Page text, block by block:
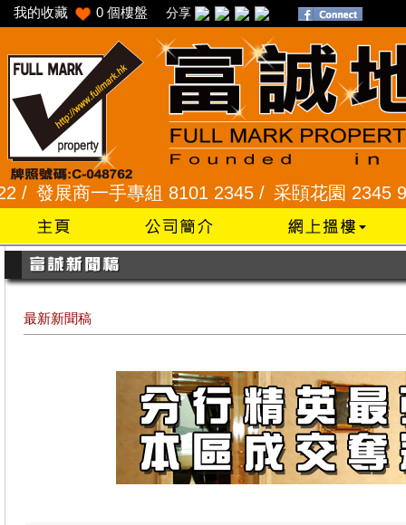
我的收藏 0 個樓盤 分享
專組 8101 2345 / 采頣花園 2345 9927 / 樂富
最新新聞稿